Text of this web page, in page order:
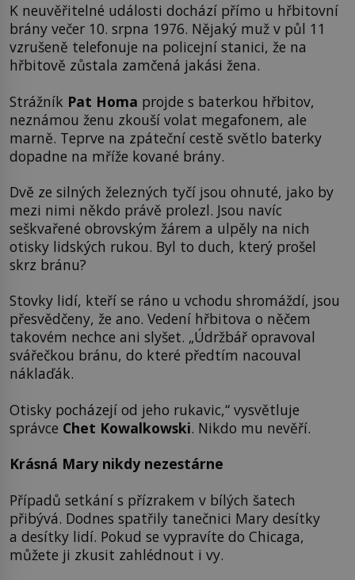
K neuvěřitelné události dochází přímo u hřbitovní
brány večer 10. srpna 1976. Nějaký muž v půl 11
vzrušeně telefonuje na policejní stanici, že na
hřbitově zůstala zamčená jakási žena.
Strážník Pat Homa projde s baterkou hřbitov,
neznámou ženu zkouší volat megafonem, ale
marně. Teprve na zpáteční cestě světlo baterky
dopadne na mříže kované brány.
Dvě ze silných železných tyčí jsou ohnuté, jako by
mezi nimi někdo právě prolezl. Jsou navíc
seškvařené obrovským žárem a ulpěly na nich
otisky lidských rukou. Byl to duch, který prošel
skrz bránu?
Stovky lidí, kteří se ráno u vchodu shromáždí, jsou
přesvědčeny, že ano. Vedení hřbitova o něčem
takovém nechce ani slyšet. „Údržbář opravoval
svářečkou bránu, do které předtím nacouval
náklaďák.
Otisky pocházejí od jeho rukavic,“ vysvětluje
správce Chet Kowalkowski. Nikdo mu nevěří.
Krásná Mary nikdy nezestárne
Případů setkání s přízrakem v bílých šatech
přibývá. Dodnes spatřily tanečnici Mary desítky
a desítky lidí. Pokud se vypravíte do Chicaga,
můžete ji zkusit zahlédnout i vy.